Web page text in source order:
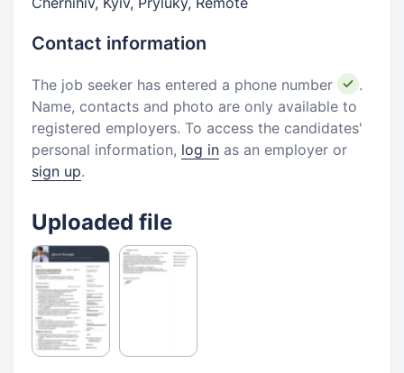
Contact information
The job seeker has entered a phone number
.
Name, contacts and photo are only available to
registered employers. To access the candidates'
personal information, log in as an employer or
sign up.
Uploaded file